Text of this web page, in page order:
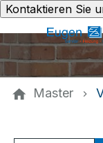
Kontaktieren Sie
Master